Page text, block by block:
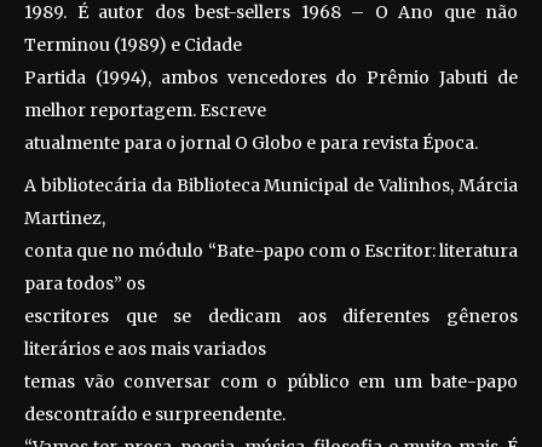
1989. É autor dos best-sellers 1968 – O Ano que não
Terminou (1989) e Cidade
Partida (1994), ambos vencedores do Prêmio Jabuti de
melhor reportagem. Escreve
atualmente para o jornal O Globo e para revista Época.
A bibliotecária da Biblioteca Municipal de Valinhos, Márcia
Martinez,
conta que no módulo “Bate-papo com o Escritor: literatura
para todos” os
escritores que se dedicam aos diferentes gêneros
literários e aos mais variados
temas vão conversar com o público em um bate-papo
descontraído e surpreendente.